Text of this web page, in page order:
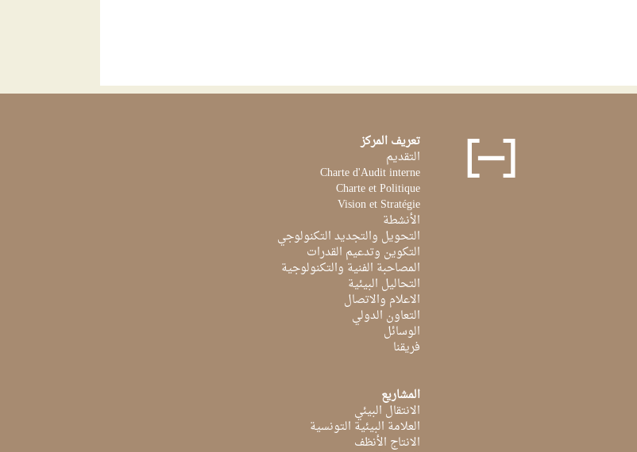
تعريف المركز
التقديم
Charte d'Audit interne
Charte et Politique
Vision et Stratégie
الأنشطة
التحويل والتجديد التكنولوجي
التكوين وتدعيم القدرات
المصاحبة الفنية والتكنولوجية
التحاليل البيئية
الاعلام والاتصال
التعاون الدولي
الوسائل
فريقنا
المشاريع
الانتقال البيئي
العلامة البيئية التونسية
الانتاج الأنظف